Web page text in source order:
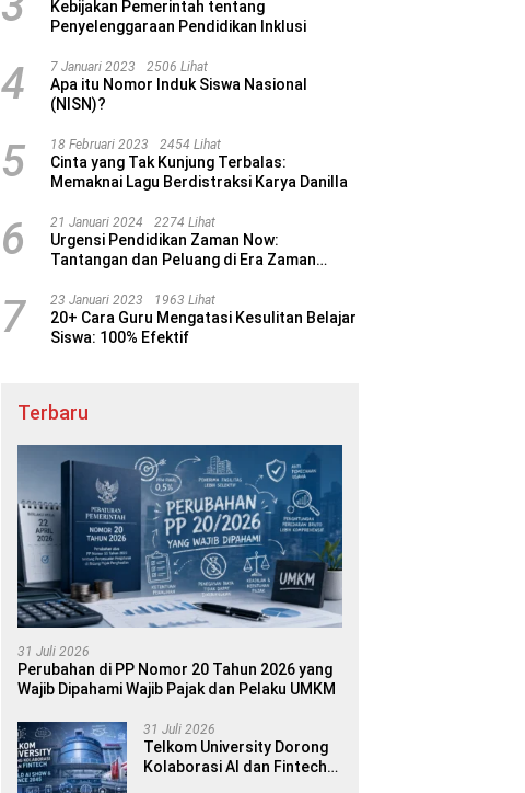
Kebijakan Pemerintah tentang
Penyelenggaraan Pendidikan Inklusi
4 7 Januari 2023 2506 Lihat
Apa itu Nomor Induk Siswa Nasional
(NISN)?
5 18 Februari 2023 2454 Lihat
Cinta yang Tak Kunjung Terbalas:
Memaknai Lagu Berdistraksi Karya Danilla
6 21 Januari 2024 2274 Lihat
Urgensi Pendidikan Zaman Now:
Tantangan dan Peluang di Era Zaman
7 23 Januari 2023 1963 Lihat
20+ Cara Guru Mengatasi Kesulitan Belajar
Siswa: 100% Efektif
Terbaru
31 Juli 2026
Perubahan di PP Nomor 20 Tahun 2026 yang
Wajib Dipahami Wajib Pajak dan Pelaku UMKM
31 Juli 2026
Telkom University Dorong
Kolaborasi AI dan Fintech